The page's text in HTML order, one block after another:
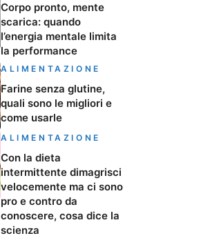
Corpo pronto, mente
scarica: quando
l’energia mentale limita
la performance
ALIMENTAZIONE
Farine senza glutine,
quali sono le migliori e
come usarle
ALIMENTAZIONE
Con la dieta
intermittente dimagrisci
velocemente ma ci sono
pro e contro da
conoscere, cosa dice la
scienza